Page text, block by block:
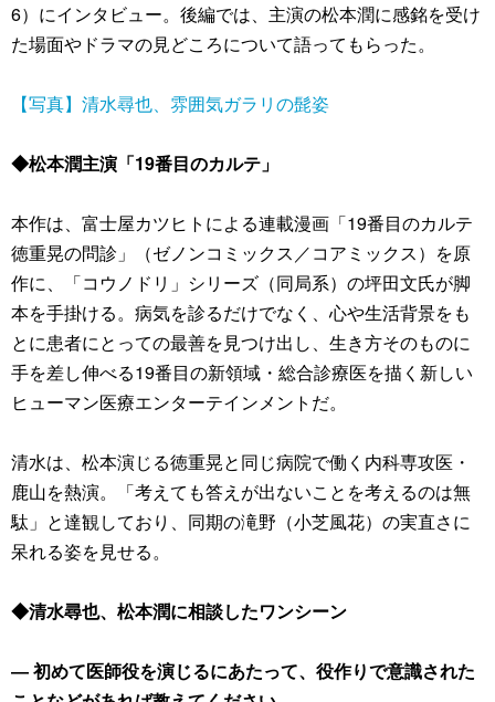
6）にインタビュー。後編では、主演の松本潤に感銘を受け
た場面やドラマの見どころについて語ってもらった。
【写真】清水尋也、雰囲気ガラリの髭姿
◆松本潤主演「19番目のカルテ」
本作は、富士屋カツヒトによる連載漫画「19番目のカルテ
徳重晃の問診」（ゼノンコミックス／コアミックス）を原
作に、「コウノドリ」シリーズ（同局系）の坪田文氏が脚
本を手掛ける。病気を診るだけでなく、心や生活背景をも
とに患者にとっての最善を見つけ出し、生き方そのものに
手を差し伸べる19番目の新領域・総合診療医を描く新しい
ヒューマン医療エンターテインメントだ。
清水は、松本演じる徳重晃と同じ病院で働く内科専攻医・
鹿山を熱演。「考えても答えが出ないことを考えるのは無
駄」と達観しており、同期の滝野（小芝風花）の実直さに
呆れる姿を見せる。
◆清水尋也、松本潤に相談したワンシーン
― 初めて医師役を演じるにあたって、役作りで意識された